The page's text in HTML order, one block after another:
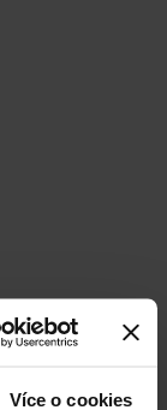
Více o cookies